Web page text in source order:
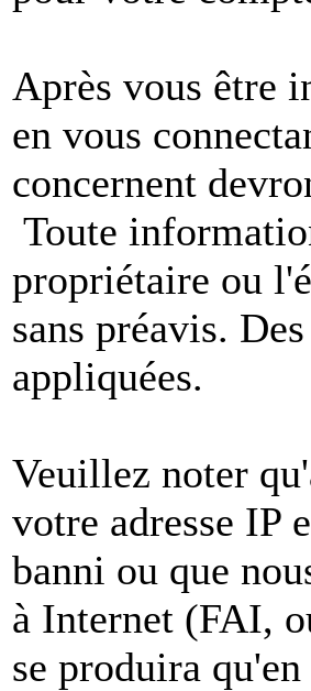
Après vous être
en vous
concernent
Toute
propriétaire ou
sans préavis.
appliquées.
Veuillez noter
votre adresse IP
banni ou que
à Internet (FAI,
se produira